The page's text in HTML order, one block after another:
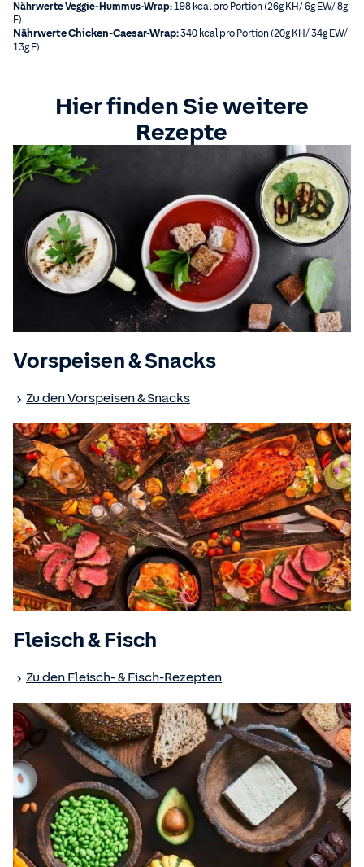
Nährwerte Veggie-Hummus-Wrap:198 kcal pro Portion (26g KH/ 6g EW/ 8g
F)
Nährwerte Chicken-Caesar-Wrap:340 kcal pro Portion (20g KH/ 34g EW/
13g F)
Hier finden Sie weitere
Rezepte
Vorspeisen & Snacks
Zu den Vorspeisen & Snacks
Fleisch & Fisch
Zu den Fleisch- & Fisch-Rezepten